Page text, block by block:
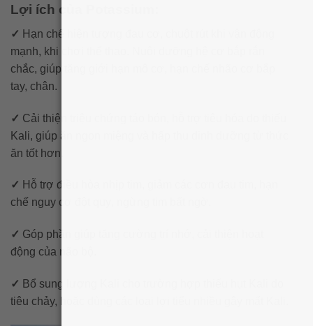
Lợi ích của Potassium:
✓ Hạn chế hiện tượng đau cơ, chuột rút khi vận động
mạnh, khi chơi thể thao. Nuôi dưỡng hệ cơ bắp rắn
chắc, giúp tăng giới hạn mô cơ, hạn chế nhão cơ bắp
tay, chân.
✓ Cải thiện triệu chứng táo bón, hỗ trợ tiêu hóa do thiếu
Kali, giúp ăn ngon miệng và hấp thu dinh dưỡng từ thức
ăn tốt hơn.
✓ Hỗ trợ điều hòa nhịp tim, giảm các cơn đau tim, hạn
chế nguy cơ đột quỵ, ngừng tim bất ngờ.
✓ Góp phần giúp tăng cường trí nhớ, cải thiện hoạt
động của não bộ.
✓ Bổ sung lượng Kali cho trường hợp thiếu hụt Kali do
tiêu chảy, hoặc dùng các loại lợi tiểu nhiều gây mất Kali.